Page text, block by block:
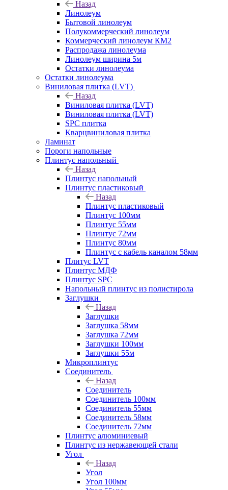
Назад
Линолеум
Бытовой линолеум
Полукоммерческий линолеум
Коммерческий линолеум КМ2
Распродажа линолеума
Линолеум ширина 5м
Остатки линолеума
Остатки линолеума
Виниловая плитка (LVT)
Назад
Виниловая плитка (LVT)
Виниловая плитка (LVT)
SPC плитка
Кварцвиниловая плитка
Ламинат
Пороги напольные
Плинтус напольный
Назад
Плинтус напольный
Плинтус пластиковый
Назад
Плинтус пластиковый
Плинтус 100мм
Плинтус 55мм
Плинтус 72мм
Плинтус 80мм
Плинтус с кабель каналом 58мм
Плитус LVT
Плинтус МДФ
Плинтус SPC
Напольный плинтус из полистирола
Заглушки
Назад
Заглушки
Заглушка 58мм
Заглушка 72мм
Заглушки 100мм
Заглушки 55м
Микроплинтус
Соединитель
Назад
Соединитель
Соединитель 100мм
Соединитель 55мм
Соединитель 58мм
Соединитель 72мм
Плинтус алюминиевый
Плинтус из нержавеющей стали
Угол
Назад
Угол
Угол 100мм